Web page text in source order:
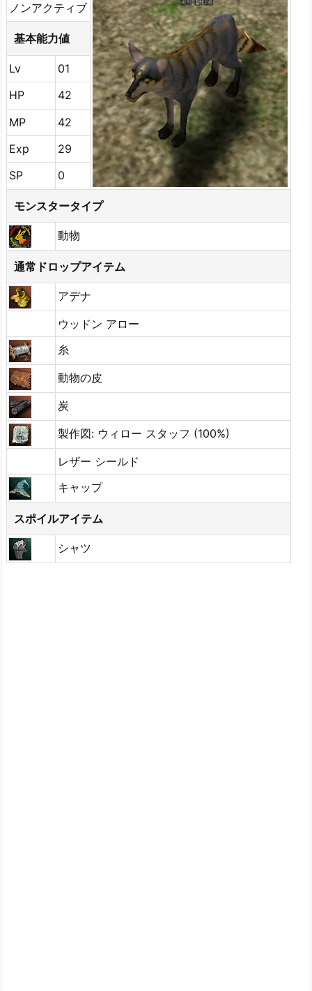
ノンアクティブ
基本能力値
Lv
01
HP
42
MP
42
Exp
29
SP
0
モンスタータイプ
動物
通常ドロップアイテム
アデナ
ウッドン アロー
糸
動物の皮
炭
製作図: ウィロー スタッフ (100%)
レザー シールド
キャップ
スポイルアイテム
シャツ